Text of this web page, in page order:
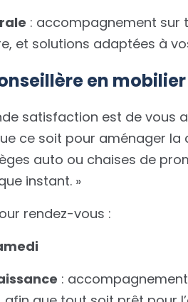
: accompagnement sur
et solutions adaptées à
en
satisfaction est de vous
ce soit pour aménager
auto ou chaises de
instant. »
rendez-vous :
: